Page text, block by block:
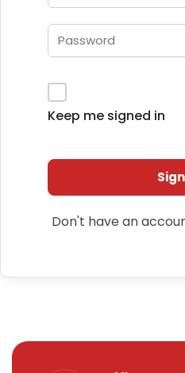
Keep me signed in
Don't have an